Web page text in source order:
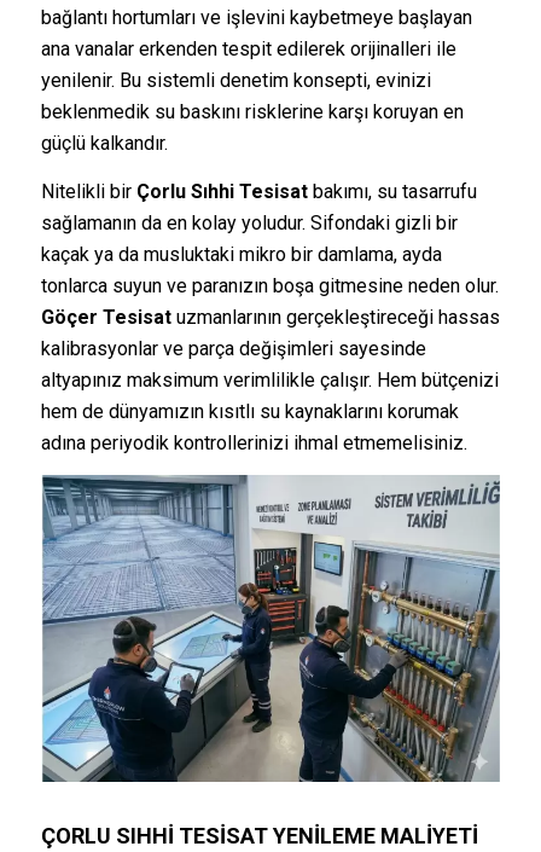
bağlantı hortumları ve işlevini kaybetmeye başlayan
ana vanalar erkenden tespit edilerek orijinalleri ile
yenilenir. Bu sistemli denetim konsepti, evinizi
beklenmedik su baskını risklerine karşı koruyan en
güçlü kalkandır.
Nitelikli bir Çorlu Sıhhi Tesisatbakımı, su tasarrufu
sağlamanın da en kolay yoludur. Sifondaki gizli bir
kaçak ya da musluktaki mikro bir damlama, ayda
tonlarca suyun ve paranızın boşa gitmesine neden olur.
Göçer Tesisatuzmanlarının gerçekleştireceği hassas
kalibrasyonlar ve parça değişimleri sayesinde
altyapınız maksimum verimlilikle çalışır. Hem bütçenizi
hem de dünyamızın kısıtlı su kaynaklarını korumak
adına periyodik kontrollerinizi ihmal etmemelisiniz.
ÇORLU SIHHI TESISAT YENILEME MALIYETI